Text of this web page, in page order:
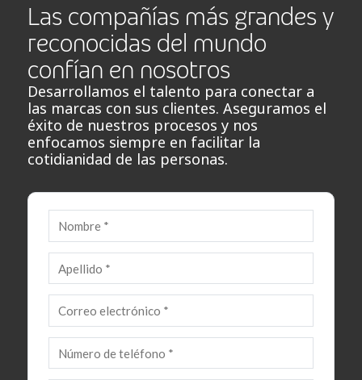
Las compañías más grandes y
reconocidas del mundo
confían en nosotros
Desarrollamos el talento para conectar a
las marcas con sus clientes. Aseguramos el
éxito de nuestros procesos y nos
enfocamos siempre en facilitar la
cotidianidad de las personas.